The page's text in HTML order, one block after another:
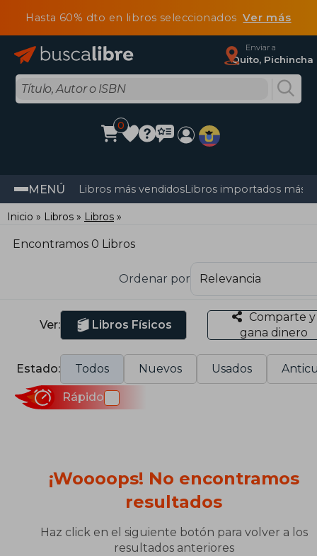
Hasta 60% dto en libros seleccionadosVer más
Enviar a
Quito, Pichincha
0
MENÚ Libros más vendidosLibros importados más
Inicio Libros Libros
Encontramos 0 Libros
Ordenar por
Ver: Libros Físicos
Comparte y
gana dinero
Estado: Todos Nuevos Usados
Rápido
¡Woooops! No encontramos
resultados
Haz click en el siguiente botón para volver a los
resultados anteriores